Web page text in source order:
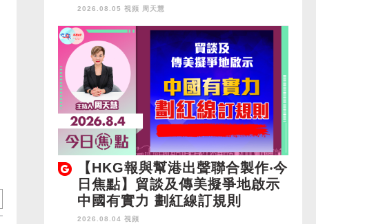
2026.08.05 視頻 周天慧
【HKG報與幫港出聲聯合製作‧今
日焦點】貿談及傳美擬爭地啟示
中國有實力 劃紅線訂規則
2026.08.04 視頻